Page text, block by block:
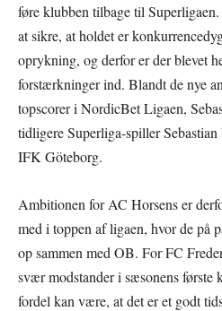
føre klubben tilbage til
at sikre, at holdet er
oprykning, og derfor er der blevet
forstærkninger ind. Blandt de nye
topscorer i NordicBet Ligaen,
tidligere Superliga-spiller Sebastian
IFK Göteborg.
Ambitionen for AC Horsens er
med i toppen af ligaen, hvor de på
op sammen med OB. For FC
svær modstander i sæsonens første
fordel kan være, at det er et godt